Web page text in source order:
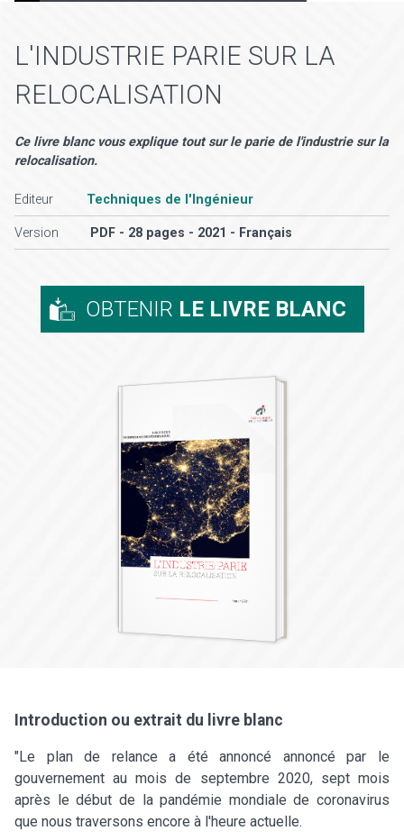
L'INDUSTRIE PARIE SUR LA
RELOCALISATION
Ce livre blanc vous explique tout sur le parie de l'industrie sur la
relocalisation.
Editeur Techniques de l'Ingénieur
Version PDF - 28 pages - 2021 - Français
OBTENIR LE LIVRE BLANC
Introduction ou extrait du livre blanc
"Le plan de relance a été annoncé annoncé par le
gouvernement au mois de septembre 2020, sept mois
après le début de la pandémie mondiale de coronavirus
que nous traversons encore à l'heure actuelle.